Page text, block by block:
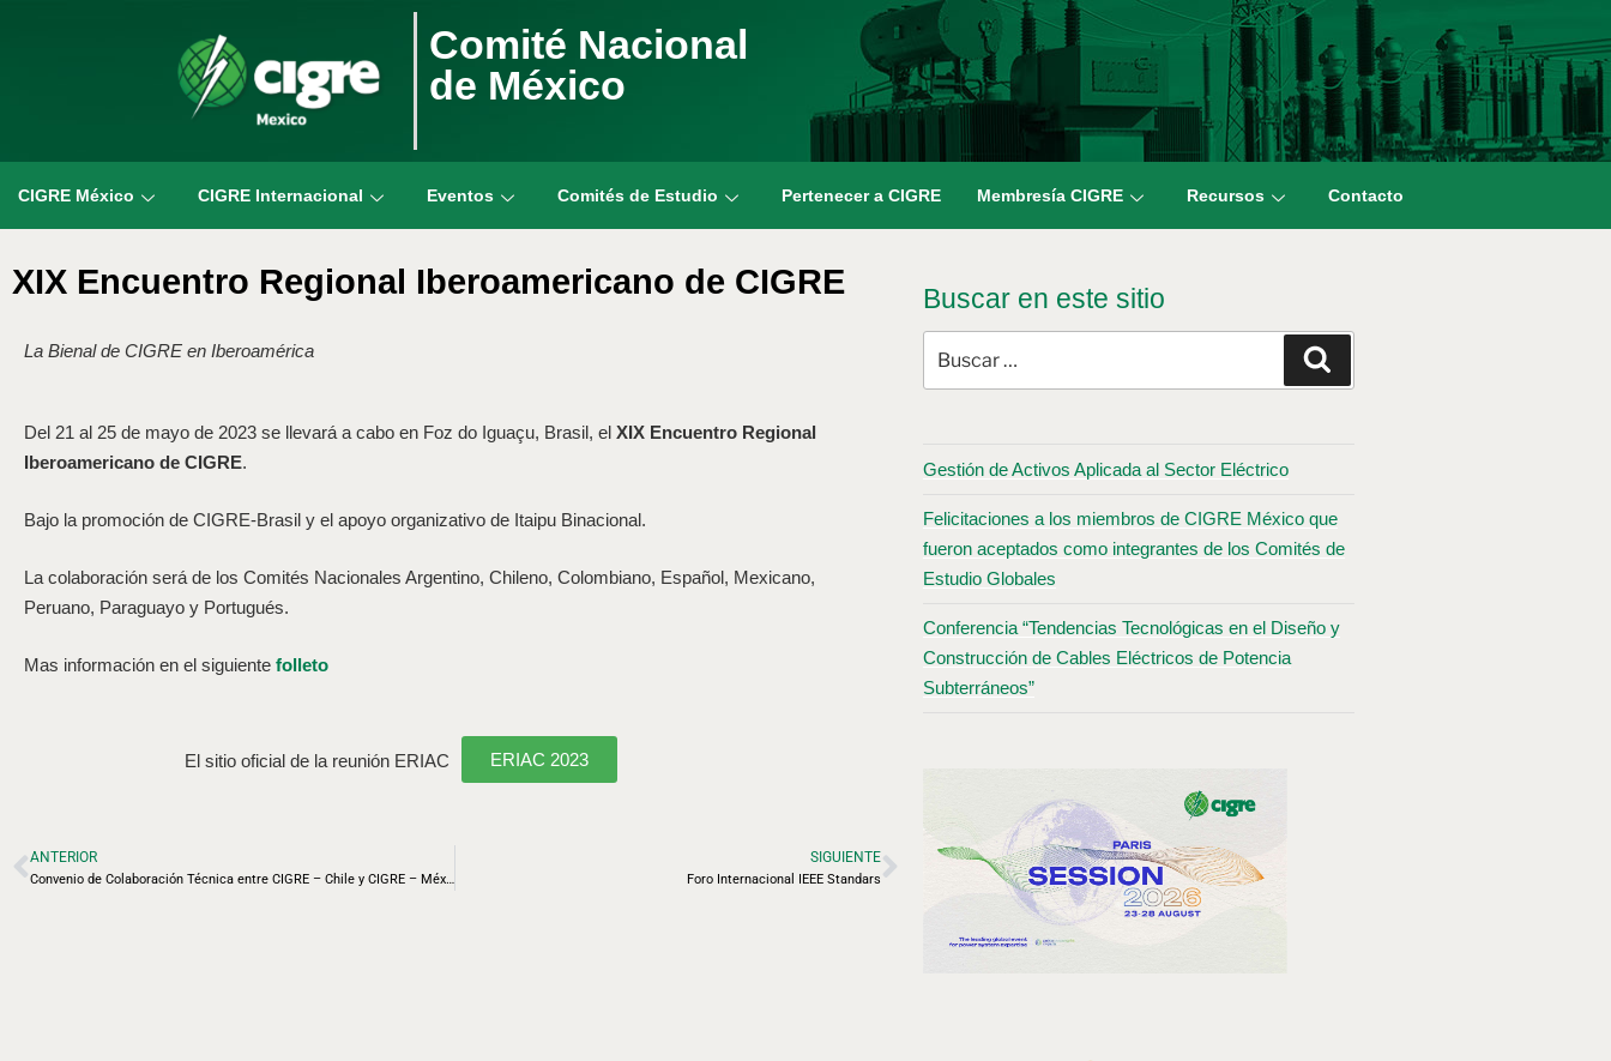
Comité Nacional
de México
CIGRE México CIGRE Internacional Eventos Comités de Estudio Pertenecer a CIGRE Membresía CIGRE Recursos Contacto
XIX Encuentro Regional Iberoamericano de CIGRE
La Bienal de CIGRE en Iberoamérica
Del 21 al 25 de mayo de 2023 se llevará a cabo en Foz do Iguaçu, Brasil, el XIX Encuentro Regional
Iberoamericano de CIGRE.
Bajo la promoción de CIGRE-Brasil y el apoyo organizativo de Itaipu Binacional.
La colaboración será de los Comités Nacionales Argentino, Chileno, Colombiano, Español, Mexicano,
Peruano, Paraguayo y Portugués.
Mas información en el siguiente folleto
El sitio oficial de la reunión ERIAC ERIAC 2023
ANTERIOR
Convenio de Colaboración Técnica entre CIGRE – Chile y CIGRE – México
SIGUIENTE
Foro Internacional IEEE Standars
Buscar en este sitio
Gestión de Activos Aplicada al Sector Eléctrico
Felicitaciones a los miembros de CIGRE México que
fueron aceptados como integrantes de los Comités de
Estudio Globales
Conferencia “Tendencias Tecnológicas en el Diseño y
Construcción de Cables Eléctricos de Potencia
Subterráneos”